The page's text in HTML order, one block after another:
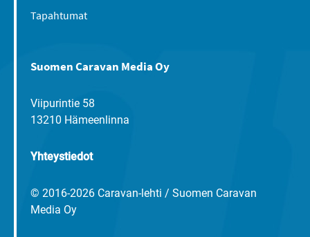
Tapahtumat
Suomen Caravan Media Oy
Viipurintie 58
13210 Hämeenlinna
Yhteystiedot
© 2016-2026 Caravan-lehti / Suomen Caravan
Media Oy